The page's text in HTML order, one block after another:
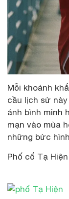
Mỗi khoảnh
cầu lịch sử
ánh bình minh
mạn vào mùa
những bức
Phố cổ Tạ Hiện